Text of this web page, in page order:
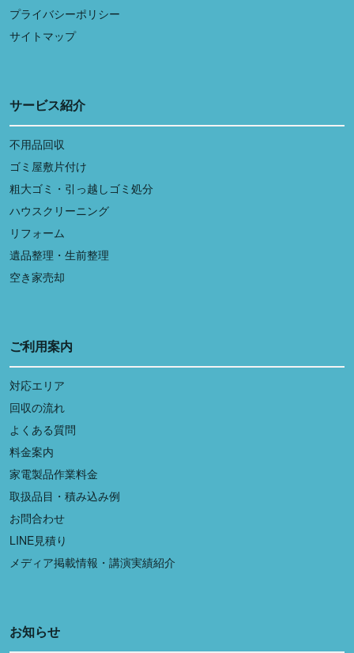
プライバシーポリシー
サイトマップ
サービス紹介
不用品回収
ゴミ屋敷片付け
粗大ゴミ・引っ越しゴミ処分
ハウスクリーニング
リフォーム
遺品整理・生前整理
空き家売却
ご利用案内
対応エリア
回収の流れ
よくある質問
料金案内
家電製品作業料金
取扱品目・積み込み例
お問合わせ
LINE見積り
メディア掲載情報・講演実績紹介
お知らせ